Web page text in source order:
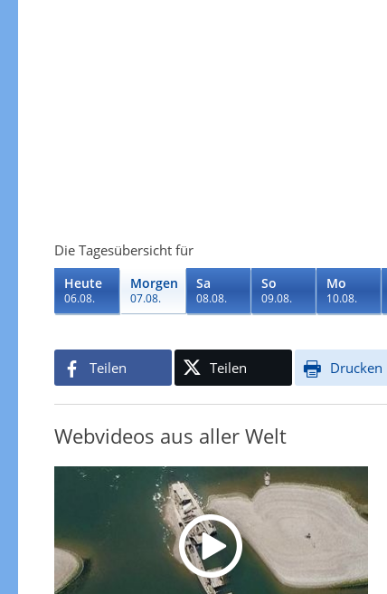
Die Tagesübersicht für
Heute
06.08.
Morgen
07.08.
Sa
08.08.
So
09.08.
Mo
10.08.
Teilen Teilen Drucken
Webvideos aus aller Welt